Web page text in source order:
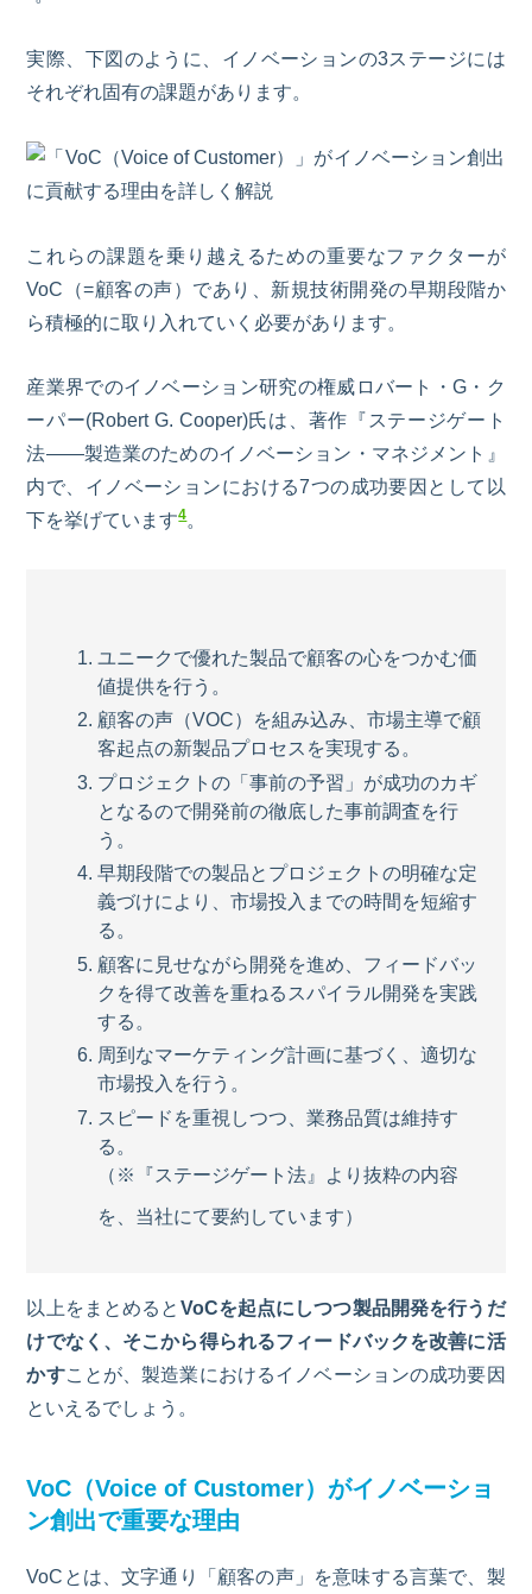
実際、下図のように、イノベーションの3ステージには
それぞれ固有の課題があります。
これらの課題を乗り越えるための重要なファクターが
VoC （=顧客の声）であり、新規技術開発の早期段階か
ら積極的に取り入れていく必要があります。
産業界でのイノベーション研究の権威ロバート・G ・ク
ーパー(Robert G. Cooper)氏は、著作『ステージゲート
法――製造業のためのイノベーション・マネジメント』
内で、イノベーションにおける7つの成功要因として以
下を挙げています4。
ユニークで優れた製品で顧客の心をつかむ価
値提供を行う。
顧客の声（VOC）を組み込み、市場主導で顧
客起点の新製品プロセスを実現する。
プロジェクトの「事前の予習」が成功のカギ
となるので開発前の徹底した事前調査を行
う。
早期段階での製品とプロジェクトの明確な定
義づけにより、市場投入までの時間を短縮す
る。
顧客に見せながら開発を進め、フィードバッ
クを得て改善を重ねるスパイラル開発を実践
する。
周到なマーケティング計画に基づく、適切な
市場投入を行う。
スピードを重視しつつ、業務品質は維持す
る。
（※『ステージゲート法』より抜粋の内容
を、当社にて要約しています）
以上をまとめると VoCを起点にしつつ製品開発を行うだ
けでなく、そこから得られるフィードバックを改善に活
かすことが、製造業におけるイノベーションの成功要因
といえるでしょう。
VoC（Voice of Customer） がイノベーショ
ン創出で重要な理由
VoC とは、文字通り「顧客の声」を意味する言葉で、製